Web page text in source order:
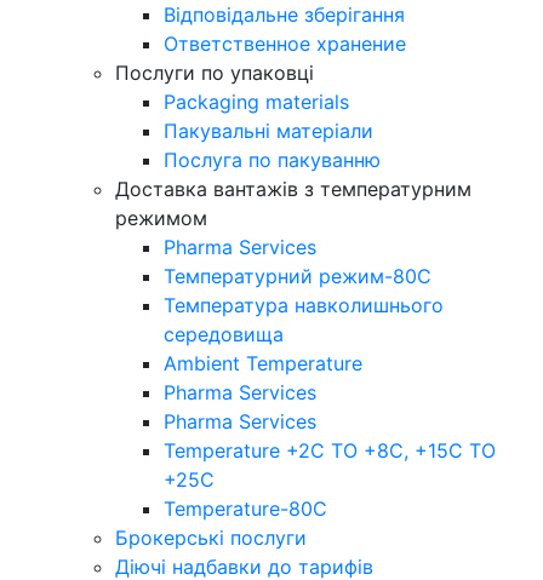
Відповідальне зберігання
Ответственное хранение
Послуги по упаковці
Packaging materials
Пакувальнi матерiали
Послуга по пакуванню
Доставка вантажів з температурним
режимом
Pharma Services
Температурний режим-80С
Температура навколишнього
середовища
Ambient Temperature
Pharma Services
Pharma Services
Temperature +2C TO +8С, +15C TO
+25С
Temperature-80С
Брокерські послуги
Діючі надбавки до тарифів